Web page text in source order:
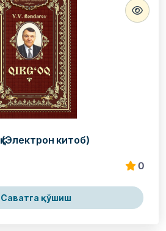
(Электрон китоб)
0
Саватга қўшиш